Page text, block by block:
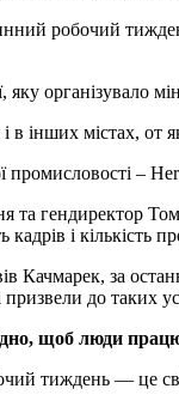
робочий
яку організувало
і в інших містах,
промисловості –
та гендиректор
і кількість
Качмарек, за
до таких
щоб люди
тиждень — це